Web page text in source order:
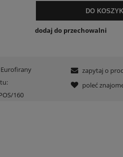
DO
dodaj do przechowalni
Eurofirany
160
zapytaj o
poleć